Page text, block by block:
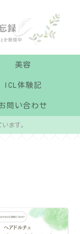
美容
ICL体験記
問い合わせ
ます。